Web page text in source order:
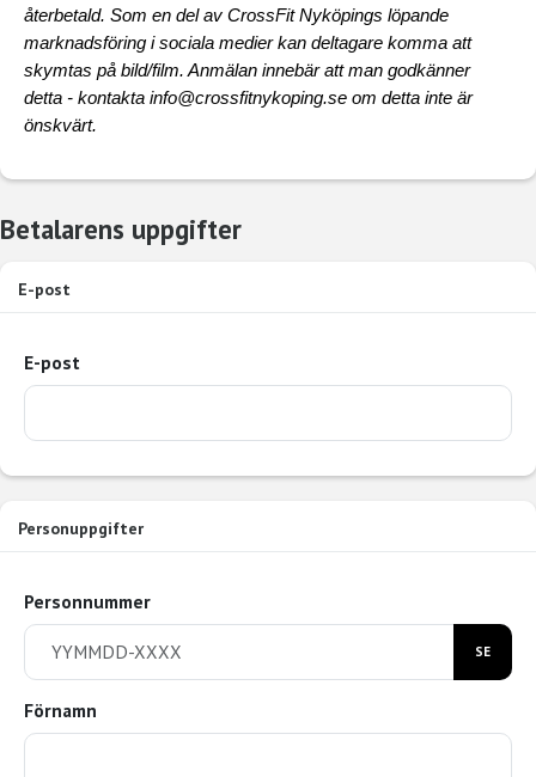
återbetald. Som en del av CrossFit Nyköpings löpande
marknadsföring i sociala medier kan deltagare komma att
skymtas på bild/film. Anmälan innebär att man godkänner
detta - kontakta info@crossfitnykoping.se om detta inte är
önskvärt.
Betalarens uppgifter
E-post
E-post
Personuppgifter
Personnummer
SE
Förnamn